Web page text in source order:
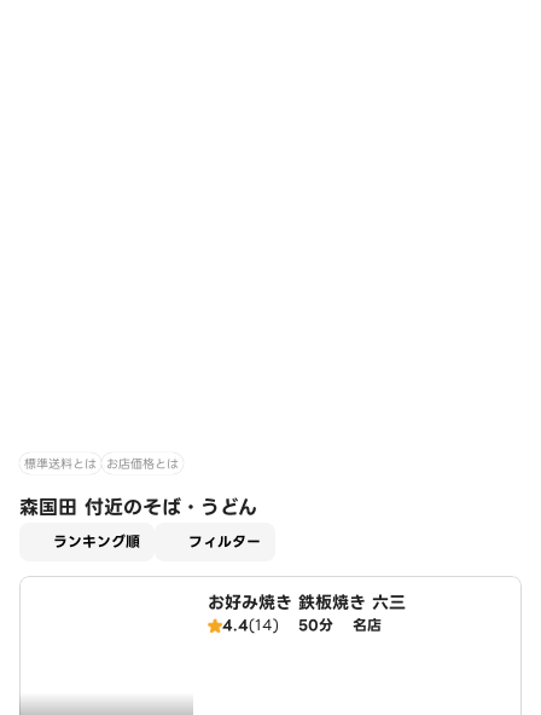
標準送料とは お店価格とは
森国田 付近のそば・うどん
ランキング順 フィルター
お好み焼き 鉄板焼き 六三
4.4(14) 50分 名店